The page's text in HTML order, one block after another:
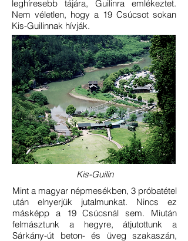
leghíresebb tájára, Guilinra emlékeztet.
Nem véletlen, hogy a 19 Csúcsot sokan
Kis-Guilinnak hívják.
Kis-Guilin
Mint a magyar népmesékben, 3 próbatétel
után elnyerjük jutalmunkat. Nincs ez
másképp a 19 Csúcsnál sem. Miután
felmásztunk a hegyre, átjutottunk a
Sárkány-út beton- és üveg szakaszán,